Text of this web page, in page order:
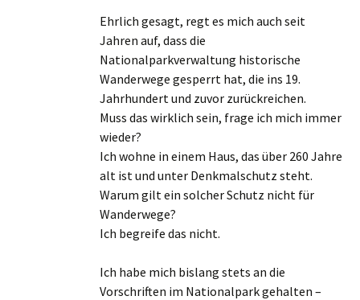
Ehrlich gesagt, regt es mich auch seit
Jahren auf, dass die
Nationalparkverwaltung historische
Wanderwege gesperrt hat, die ins 19.
Jahrhundert und zuvor zurückreichen.
Muss das wirklich sein, frage ich mich immer
wieder?
Ich wohne in einem Haus, das über 260 Jahre
alt ist und unter Denkmalschutz steht.
Warum gilt ein solcher Schutz nicht für
Wanderwege?
Ich begreife das nicht.
Ich habe mich bislang stets an die
Vorschriften im Nationalpark gehalten –